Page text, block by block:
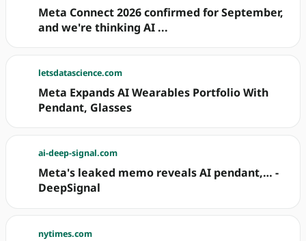
Meta Connect 2026 confirmed for September,
and we're thinking AI ...
letsdatascience.com
Meta Expands AI Wearables Portfolio With
Pendant, Glasses
ai-deep-signal.com
Meta's leaked memo reveals AI pendant,… -
DeepSignal
nytimes.com